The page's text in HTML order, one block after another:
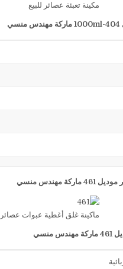
مكينة تعبئة عصائر للبيع
404-1000ml ماركة مهندس منسي
مهندس منسي
ماكينة غلق أغطية عبوات عصائر